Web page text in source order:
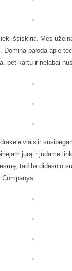
išsiskiria. Mes
Domina paroda apie
bet kartu ir nelabai
ir
jūrą ir judame
tad be didesnio